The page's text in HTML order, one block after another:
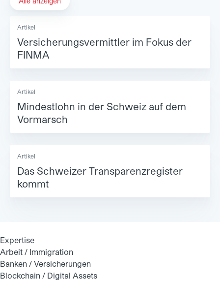
Artikel
Versicherungsvermittler im Fokus der
FINMA
Artikel
Mindestlohn in der Schweiz auf dem
Vormarsch
Artikel
Das Schweizer Transparenzregister
kommt
Expertise
Arbeit / Immigration
Banken / Versicherungen
Blockchain / Digital Assets